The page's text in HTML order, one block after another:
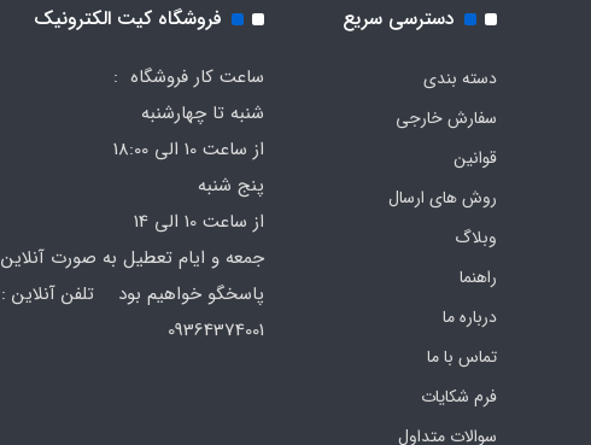
دسترسی سریع
دسته بندی
سفارش خارجی
قوانین
روش های ارسال
وبلاگ
راهنما
درباره ما
تماس با ما
فرم‌ شکایات
سوالات متداول
فروشگاه کیت الکترونیک
ساعت کار فروشگاه :
شنبه تا چهارشنبه
از ساعت 10 الی 18:00
پنج شنبه
از ساعت 10 الی 14
جمعه و ایام تعطیل به صورت آنلاین
پاسخگو خواهیم بود تلفن آنلاین :